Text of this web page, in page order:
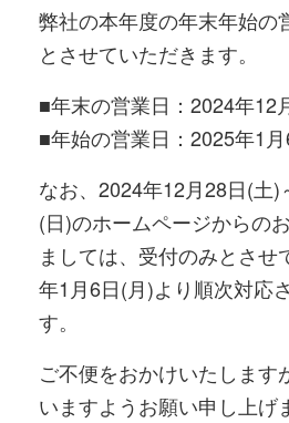
弊社の本年度の年末年始の
とさせていただきます。
■年末の営業日：2024年12
■年始の営業日：2025年1
なお、2024年12月28日(土)
(日)のホームページからの
ましては、受付のみとさせ
年1月6日(月)より順次対応
す。
ご不便をおかけいたします
いますようお願い申し上げ